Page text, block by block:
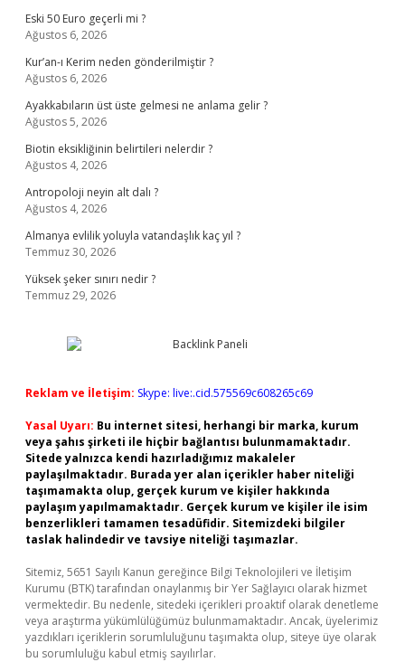
Eski 50 Euro geçerli mi ?
Ağustos 6, 2026
Kur’an-ı Kerim neden gönderilmiştir ?
Ağustos 6, 2026
Ayakkabıların üst üste gelmesi ne anlama gelir ?
Ağustos 5, 2026
Biotin eksikliğinin belirtileri nelerdir ?
Ağustos 4, 2026
Antropoloji neyin alt dalı ?
Ağustos 4, 2026
Almanya evlilik yoluyla vatandaşlık kaç yıl ?
Temmuz 30, 2026
Yüksek şeker sınırı nedir ?
Temmuz 29, 2026
Reklam ve İletişim: Skype: live:.cid.575569c608265c69
Yasal Uyarı: Bu internet sitesi, herhangi bir marka, kurum
veya şahıs şirketi ile hiçbir bağlantısı bulunmamaktadır.
Sitede yalnızca kendi hazırladığımız makaleler
paylaşılmaktadır. Burada yer alan içerikler haber niteliği
taşımamakta olup, gerçek kurum ve kişiler hakkında
paylaşım yapılmamaktadır. Gerçek kurum ve kişiler ile isim
benzerlikleri tamamen tesadüfidir. Sitemizdeki bilgiler
taslak halindedir ve tavsiye niteliği taşımazlar.
Sitemiz, 5651 Sayılı Kanun gereğince Bilgi Teknolojileri ve İletişim
Kurumu (BTK) tarafından onaylanmış bir Yer Sağlayıcı olarak hizmet
vermektedir. Bu nedenle, sitedeki içerikleri proaktif olarak denetleme
veya araştırma yükümlülüğümüz bulunmamaktadır. Ancak, üyelerimiz
yazdıkları içeriklerin sorumluluğunu taşımakta olup, siteye üye olarak
bu sorumluluğu kabul etmiş sayılırlar.